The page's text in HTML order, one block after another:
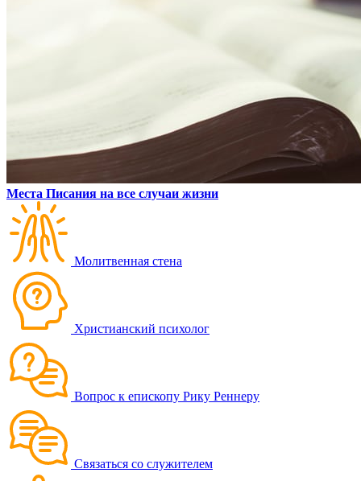
Места Писания на все случаи жизни
Молитвенная стена
Христианский психолог
Вопрос к епископу Рику Реннеру
Связаться со служителем